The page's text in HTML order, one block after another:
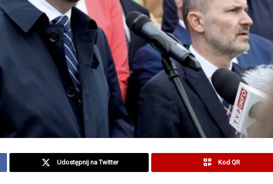
Udostępnij na Twitter Kod QR